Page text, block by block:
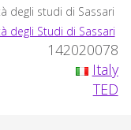
degli studi di Sassari
degli Studi di Sassari
142020078
Italy
TED